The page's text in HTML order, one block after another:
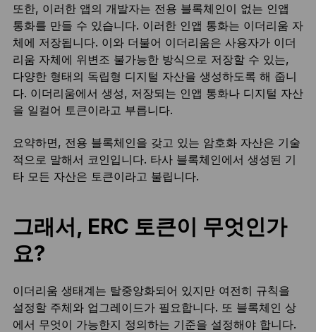
또한, 이러한 앱의 개발자는 전용 블록체인이 없는 인앱
통화를 만들 수 있습니다. 이러한 인앱 통화는 이더리움 자
체에 저장됩니다. 이와 더불어 이더리움은 사용자가 이더
리움 자체에 위변조 불가능한 방식으로 저장할 수 있는,
다양한 형태의 독립형 디지털 자산을 생성하도록 해 줍니
다. 이더리움에서 생성, 저장되는 인앱 통화나 디지털 자산
을 일컬어 토큰이라고 부릅니다.
요약하면, 전용 블록체인을 갖고 있는 암호화 자산은 기술
적으로 말해서 코인입니다. 타사 블록체인에서 생성된 기
타 모든 자산은 토큰이라고 불립니다.
그래서, ERC 토큰이 무엇인가
요?
이더리움 생태계는 탈중앙화되어 있지만 여전히 규칙을
설정할 주체와 업그레이드가 필요합니다. 또 블록체인 상
에서 무엇이 가능한지 정의하는 기준을 설정해야 합니다.